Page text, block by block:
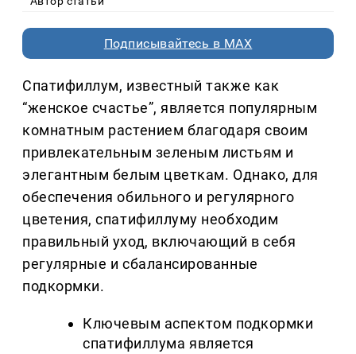
Подписывайтесь в MAX
Спатифиллум, известный также как
“женское счастье”, является популярным
комнатным растением благодаря своим
привлекательным зеленым листьям и
элегантным белым цветкам. Однако, для
обеспечения обильного и регулярного
цветения, спатифиллуму необходим
правильный уход, включающий в себя
регулярные и сбалансированные
подкормки.
Ключевым аспектом подкормки
спатифиллума является